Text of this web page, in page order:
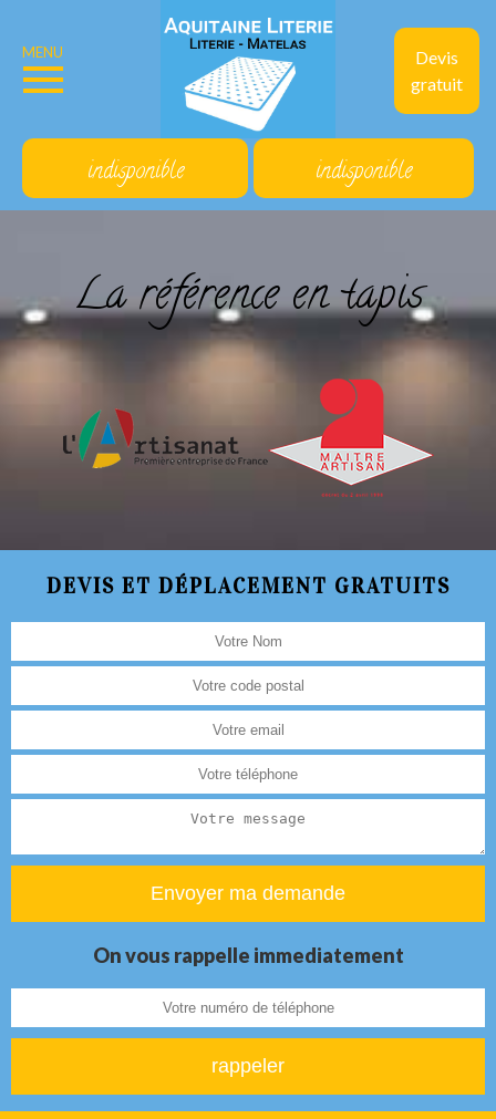
Devis
gratuit
MENU
indisponible indisponible
La référence en tapis
DEVIS ET DÉPLACEMENT GRATUITS
On vous rappelle immediatement